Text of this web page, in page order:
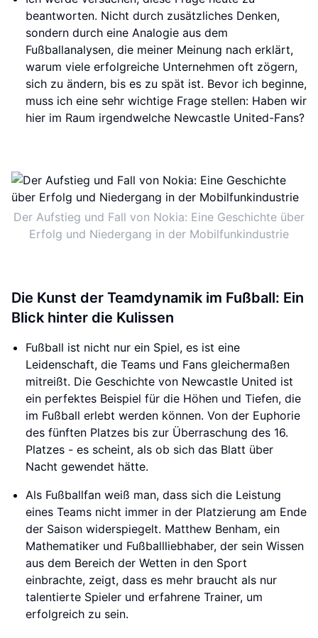
beantworten. Nicht durch zusätzliches Denken,
sondern durch eine Analogie aus dem
Fußballanalysen, die meiner Meinung nach erklärt,
warum viele erfolgreiche Unternehmen oft zögern,
sich zu ändern, bis es zu spät ist. Bevor ich beginne,
muss ich eine sehr wichtige Frage stellen: Haben wir
hier im Raum irgendwelche Newcastle United-Fans?
Der Aufstieg und Fall von Nokia: Eine Geschichte über
Erfolg und Niedergang in der Mobilfunkindustrie
Die Kunst der Teamdynamik im Fußball: Ein
Blick hinter die Kulissen
Fußball ist nicht nur ein Spiel, es ist eine
Leidenschaft, die Teams und Fans gleichermaßen
mitreißt. Die Geschichte von Newcastle United ist
ein perfektes Beispiel für die Höhen und Tiefen, die
im Fußball erlebt werden können. Von der Euphorie
des fünften Platzes bis zur Überraschung des 16.
Platzes - es scheint, als ob sich das Blatt über
Nacht gewendet hätte.
Als Fußballfan weiß man, dass sich die Leistung
eines Teams nicht immer in der Platzierung am Ende
der Saison widerspiegelt. Matthew Benham, ein
Mathematiker und Fußballliebhaber, der sein Wissen
aus dem Bereich der Wetten in den Sport
einbrachte, zeigt, dass es mehr braucht als nur
talentierte Spieler und erfahrene Trainer, um
erfolgreich zu sein.